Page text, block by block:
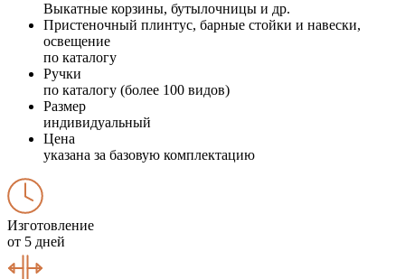
Выкатные корзины, бутылочницы и др.
Пристеночный плинтус, барные стойки и навески,
освещение
по каталогу
Ручки
по каталогу (более 100 видов)
Размер
индивидуальный
Цена
указана за базовую комплектацию
Изготовление
от 5 дней